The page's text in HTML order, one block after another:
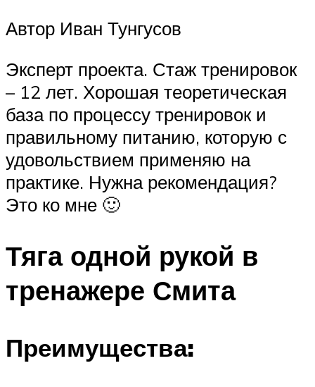
Автор Иван Тунгусов
Эксперт проекта. Стаж тренировок
– 12 лет. Хорошая теоретическая
база по процессу тренировок и
правильному питанию, которую с
удовольствием применяю на
практике. Нужна рекомендация?
Это ко мне 🙂
Тяга одной рукой в
тренажере Смита
Преимущества: